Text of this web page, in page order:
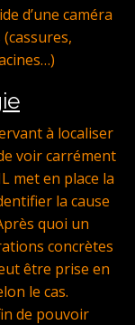
d’une caméra
à localiser
voir carrément
met en place la
la cause
quoi un
concrètes
être prise en
le cas.
de pouvoir